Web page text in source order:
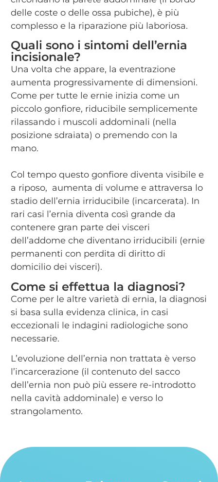
delle coste o delle ossa pubiche), è più
complesso e la riparazione più laboriosa.
Quali sono i sintomi dell’ernia
incisionale?
Una volta che appare, la eventrazione
aumenta progressivamente di dimensioni.
Come per tutte le ernie inizia come un
piccolo gonfiore, riducibile semplicemente
rilassando i muscoli addominali (nella
posizione sdraiata) o premendo con la
mano.
Col tempo questo gonfiore diventa visibile e
a riposo, aumenta di volume e attraversa lo
stadio dell’ernia irriducibile (incarcerata). In
rari casi l’ernia diventa così grande da
contenere gran parte dei visceri
dell’addome che diventano irriducibili (ernie
permanenti con perdita di diritto di
domicilio dei visceri).
Come si effettua la diagnosi?
Come per le altre varietà di ernia, la diagnosi
si basa sulla evidenza clinica, in casi
eccezionali le indagini radiologiche sono
necessarie.
L’evoluzione dell’ernia non trattata è verso
l’incarcerazione (il contenuto del sacco
dell’ernia non può più essere re-introdotto
nella cavità addominale) e verso lo
strangolamento.